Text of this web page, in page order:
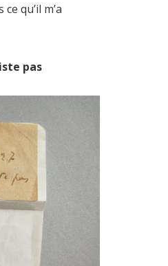
qu’il m’a
pas